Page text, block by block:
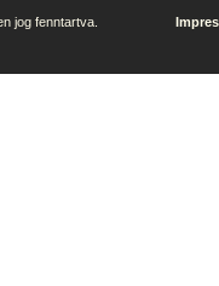
jog fenntartva.